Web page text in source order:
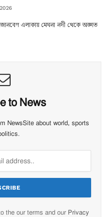
এলাকায় মেঘনা নদী থেকে অজ্ঞাত
to News
NewsSite about world, sports
the our terms and our Privacy